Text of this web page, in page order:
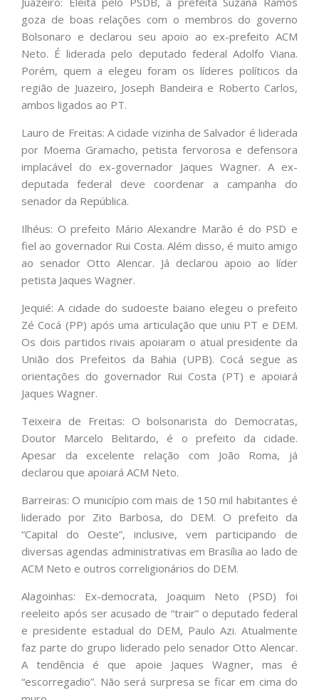
goza de boas relações com o membros do governo
Bolsonaro e declarou seu apoio ao ex-prefeito ACM
Neto. É liderada pelo deputado federal Adolfo Viana.
Porém, quem a elegeu foram os líderes políticos da
região de Juazeiro, Joseph Bandeira e Roberto Carlos,
ambos ligados ao PT.
Lauro de Freitas: A cidade vizinha de Salvador é liderada
por Moema Gramacho, petista fervorosa e defensora
implacável do ex-governador Jaques Wagner. A ex-
deputada federal deve coordenar a campanha do
senador da República.
Ilhéus: O prefeito Mário Alexandre Marão é do PSD e
fiel ao governador Rui Costa. Além disso, é muito amigo
ao senador Otto Alencar. Já declarou apoio ao líder
petista Jaques Wagner.
Jequié: A cidade do sudoeste baiano elegeu o prefeito
Zé Cocá (PP) após uma articulação que uniu PT e DEM.
Os dois partidos rivais apoiaram o atual presidente da
União dos Prefeitos da Bahia (UPB). Cocá segue as
orientações do governador Rui Costa (PT) e apoiará
Jaques Wagner.
Teixeira de Freitas: O bolsonarista do Democratas,
Doutor Marcelo Belitardo, é o prefeito da cidade.
Apesar da excelente relação com João Roma, já
declarou que apoiará ACM Neto.
Barreiras: O município com mais de 150 mil habitantes é
liderado por Zito Barbosa, do DEM. O prefeito da
“Capital do Oeste”, inclusive, vem participando de
diversas agendas administrativas em Brasília ao lado de
ACM Neto e outros correligionários do DEM.
Alagoinhas: Ex-democrata, Joaquim Neto (PSD) foi
reeleito após ser acusado de “trair” o deputado federal
e presidente estadual do DEM, Paulo Azi. Atualmente
faz parte do grupo liderado pelo senador Otto Alencar.
A tendência é que apoie Jaques Wagner, mas é
“escorregadio”. Não será surpresa se ficar em cima do